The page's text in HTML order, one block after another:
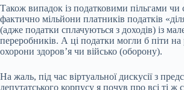
Також випадок із податковими пільгами чи
фактично мільйони платників податків
(адже податки сплачуються з доходів) із
переробників. А ці податки могли б піти на
охорони здоров’я чи військо (оборону).
На жаль, під час віртуальної дискусії з
депутатського корпусу я почув про всі ті ж